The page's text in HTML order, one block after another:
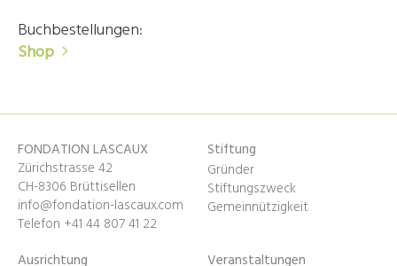
Buchbestellungen:
Shop
FONDATION LASCAUX
Zürichstrasse 42
CH-8306 Brüttisellen
info@fondation-lascaux.com
Telefon +41 44 807 41 22
Stiftung
Gründer
Stiftungszweck
Gemeinnützigkeit
Ausrichtung
Veranstaltungen